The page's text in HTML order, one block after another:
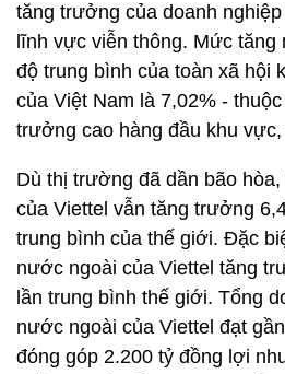
tăng trưởng của doanh
lĩnh vực viễn thông. Mức tăng
độ trung bình của toàn xã hội
của Việt Nam là 7,02% -
trưởng cao hàng đầu khu
Dù thị trường đã dần bão
của Viettel vẫn tăng trưởng
trung bình của thế giới. Đặc
nước ngoài của Viettel tăng
lần trung bình thế giới. Tổng
nước ngoài của Viettel đạt
đóng góp 2.200 tỷ đồng lợi